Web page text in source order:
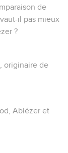
de
il pas mieux
?
originaire de
Abiézer et